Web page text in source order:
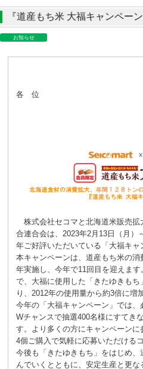
『道産もち米 大福キャンペーン
お知らせ
各 位
株式会社セコマと北海道米販売拡
合連合会は、2023年2月13日（月）
年ご好評いただいている「大福キャ
本キャンペーンは、道産もち米の
年実施し、今年で11回目を迎えます
で、大福に使用した「きたゆきも
り、2012年の使用量から約3倍に増
今年の「大福キャンペーン」では、
Wチャンスで抽選400名様にすてき
す。より多くの方にキャンペーン
4個ご購入で気軽に応募いただける
今後も「きたゆきもち」をはじめ
んでいくとともに、安定生産と更な